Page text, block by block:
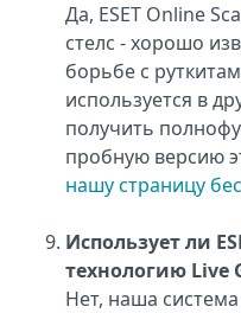
Да, ESET Online
стелс - хорошо
борьбе с
используется в
получить
пробную версию
нашу страницу
Использует ли
технологию Live
Нет, наша